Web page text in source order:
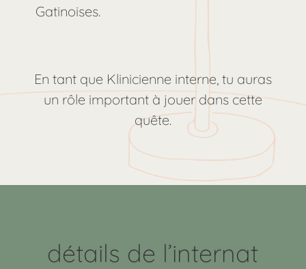
Gatinoises.
En tant que Klinicienne interne, tu auras
un rôle important à jouer dans cette
quête.
détails de l’internat